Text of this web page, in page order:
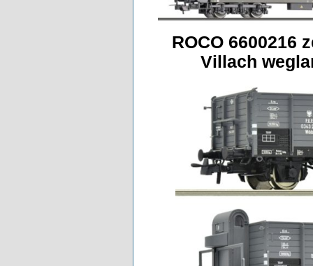
ROCO 6600216
Villach